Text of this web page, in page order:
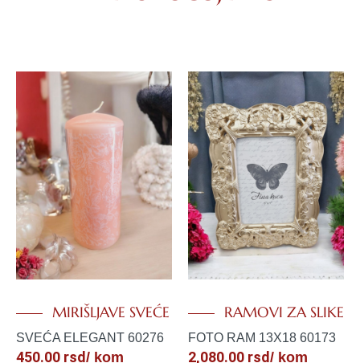
MIRIŠLJAVE SVEĆE
SVEĆA ELEGANT 60276
450.00 rsd / kom
RAMOVI ZA SLIKE
FOTO RAM 13X18 60173
2,080.00 rsd / kom